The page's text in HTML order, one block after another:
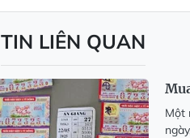
TIN LIÊN QUAN
Một